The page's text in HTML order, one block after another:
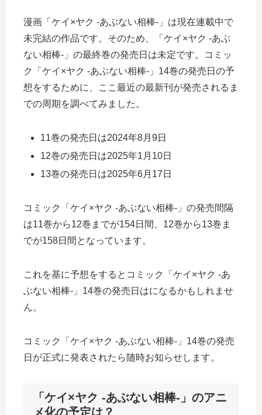
漫画「ケイ×ヤク -あぶない相棒-」は現在連載中で
未完結の作品です。そのため、「ケイ×ヤク -あぶ
ない相棒-」の最終巻の発売日は未定です。コミッ
ク「ケイ×ヤク -あぶない相棒-」14巻の発売日の予
想をするために、ここ最近の最新刊が発売されるま
での周期を調べてみました。
11巻の発売日は2024年8月9日
12巻の発売日は2025年1月10日
13巻の発売日は2025年6月17日
コミック「ケイ×ヤク -あぶない相棒-」の発売間隔
は11巻から12巻までが154日間、12巻から13巻ま
でが158日間となっています。
これを基に予想をするとコミック「ケイ×ヤク -あ
ぶない相棒-」14巻の発売日はになるかもしれませ
ん。
コミック「ケイ×ヤク -あぶない相棒-」14巻の発売
日が正式に発表されたら随時お知らせします。
「ケイ×ヤク -あぶない相棒-」のアニ
メ化の予定は？